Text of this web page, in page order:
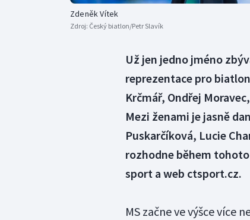
Zdeněk Vítek
Zdroj: Český biatlon/Petr Slavík
Už jen jedno jméno
reprezentace pro
Krčmář, Ondřej
Mezi ženami je jasně
Puskarčíková, Lucie
rozhodne během
sport a web ctsport.cz.
MS začne ve výšce více